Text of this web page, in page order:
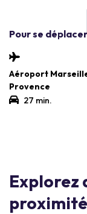
Pour se déplacer
Aéroport
Provence
27 min.
Explorez
proximité